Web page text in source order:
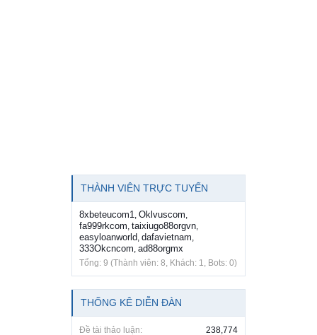
THÀNH VIÊN TRỰC TUYẾN
8xbeteucom1, Oklvuscom,
fa999rkcom, taixiugo88orgvn,
easyloanworld, dafavietnam,
333Okcncom, ad88orgmx
Tổng: 9 (Thành viên: 8, Khách: 1, Bots: 0)
THỐNG KÊ DIỄN ĐÀN
Đề tài thảo luận:
238,774